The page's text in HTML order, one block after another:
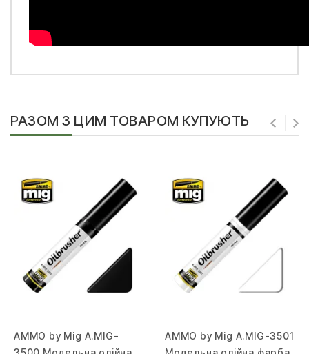
РАЗОМ З ЦИМ ТОВАРОМ КУПУЮТЬ
AMMO by Mig A.MIG-
AMMO by Mig A.MIG-3501